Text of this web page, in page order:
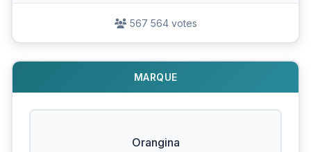
567 564 votes
MARQUE
Orangina